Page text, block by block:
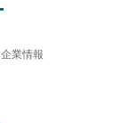
企業情報